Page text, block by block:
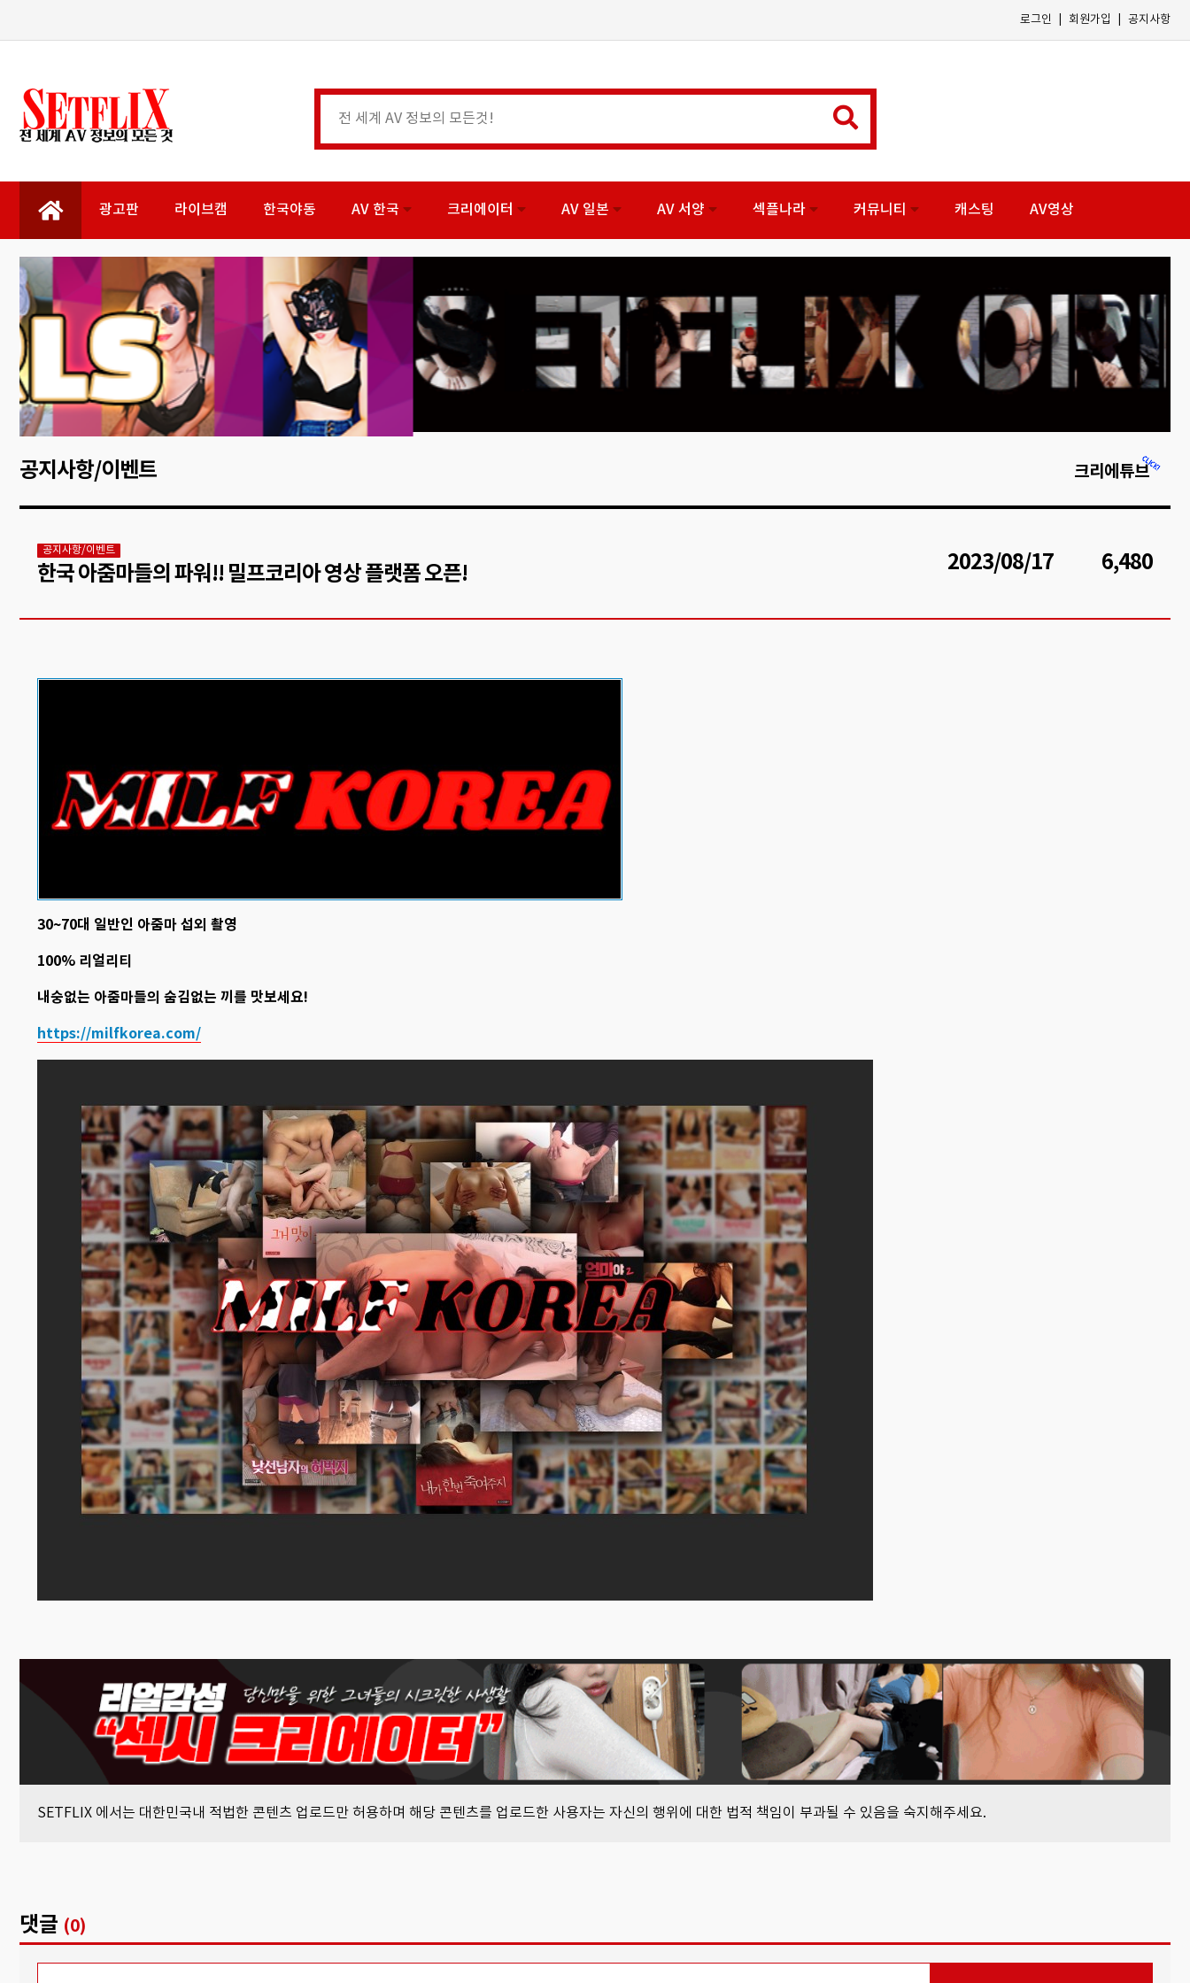
로그인 회원가입 공지사항
광고판 라이브캠 한국야동 AV 한국 크리에이터 AV 일본 AV 서양 섹플나라 커뮤니티 캐스팅 AV영상
크리에튜브
공지사항/이벤트
공지사항/이벤트
한국 아줌마들의 파워!! 밀프코리아 영상 플랫폼 오픈! 2023/08/17 6,480
30~70대 일반인 아줌마 섭외 촬영
100% 리얼리티
내숭없는 아줌마들의 숨김없는 끼를 맛보세요!
https://milfkorea.com/
SETFLIX 에서는 대한민국내 적법한 콘텐츠 업로드만 허용하며 해당 콘텐츠를 업로드한 사용자는 자신의 행위에 대한 법적 책임이 부과될 수 있음을 숙지해주세요.
댓글 (0)